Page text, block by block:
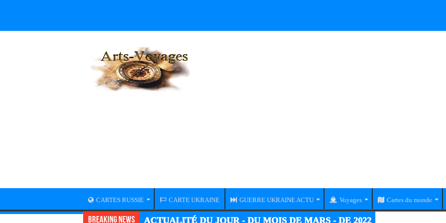
CARTES RUSSIE CARTE UKRAINE GUERRE UKRAINE ACTU Voyages Cartes du monde
Breaking News ACTUALITÉ GUERRE UKRAINE-RUSSIE